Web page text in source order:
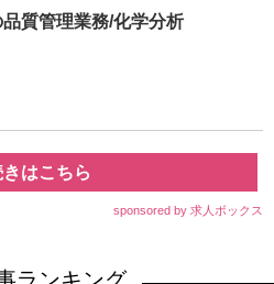
質管理業務/化学分析
はこちら
sponsored by 求人ボックス